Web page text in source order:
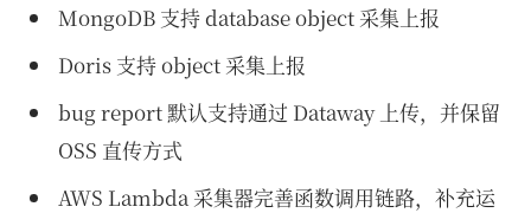
MongoDB 支持 database object 采集上报
Doris 支持 object 采集上报
bug report 默认支持通过 Dataway 上传，并保留
OSS 直传方式
AWS Lambda 采集器完善函数调用链路，补充运